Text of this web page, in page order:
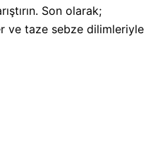
Son olarak;
ve taze sebze dilimleriyle